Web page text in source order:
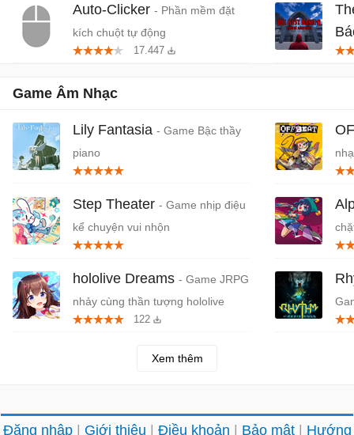
Auto-Clicker - Phần mềm đặt
kích chuột tự động
17.447
Game Âm Nhạc
Lily Fantasia - Game Bậc thầy
piano
Step Theater - Game nhịp điệu
kể chuyện vui nhộn
hololive Dreams - Game JRPG
nhảy cùng thần tượng hololive
122
Xem thêm
Đăng nhập Giới thiệu Điều khoản Bảo mật Hướng